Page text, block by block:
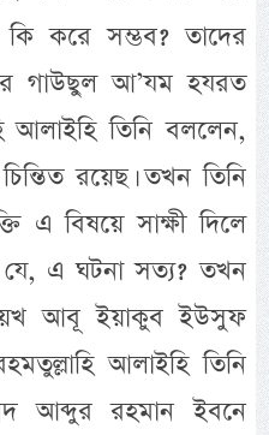
করে সম্ভব? তাদের
গাউছুল আ’যম হযরত
আলাইহি তিনি বললেন,
রয়েছ। তখন তিনি
এ বিষয়ে সাক্ষী দিলে
যে, এ ঘটনা সত্য? তখন
আবূ ইয়াকুব ইউসুফ
আলাইহি তিনি
আব্দুর রহমান ইবনে